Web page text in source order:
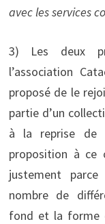
avec les services
3) Les deux
l’association
proposé de le
partie d’un
à la reprise de
proposition à ce
justement
nombre de
fond et la forme